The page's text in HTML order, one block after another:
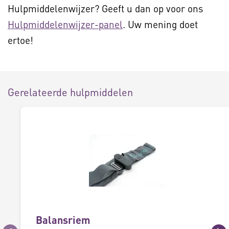
Hulpmiddelenwijzer? Geeft u dan op voor ons
Hulpmiddelenwijzer-panel. Uw mening doet
ertoe!
Gerelateerde hulpmiddelen
Balansriem